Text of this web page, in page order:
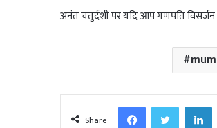
अनंत चतुर्दशी पर यदि आप गणपति
Share
FacebookTwitter